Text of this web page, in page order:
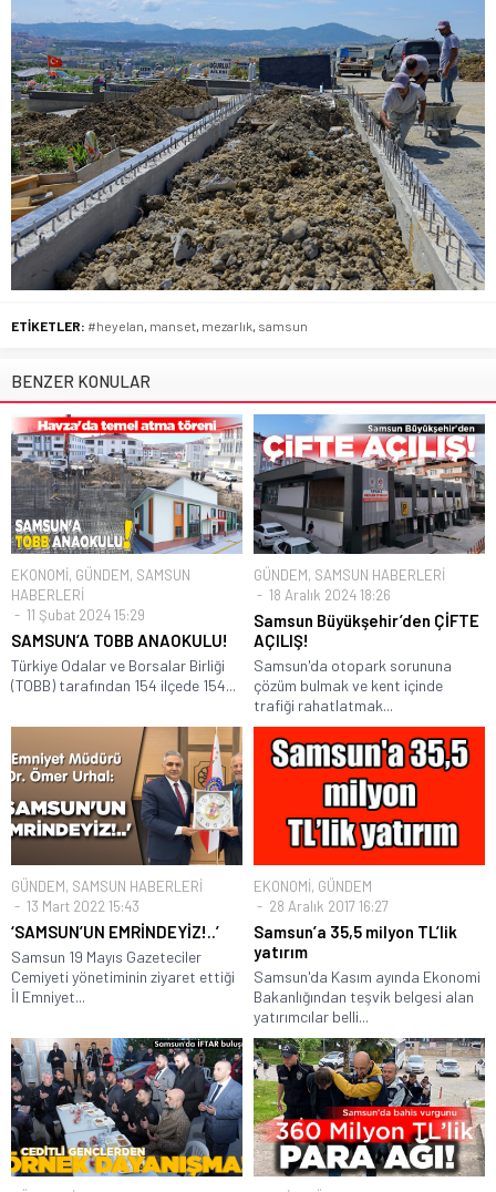
ETİKETLER: #heyelan, manset, mezarlık, samsun
BENZER KONULAR
EKONOMİ, GÜNDEM, SAMSUN
HABERLERİ
11 Şubat 2024 15:29
SAMSUN’A TOBB ANAOKULU!
Türkiye Odalar ve Borsalar Birliği
(TOBB) tarafından 154 ilçede 154...
GÜNDEM, SAMSUN HABERLERİ
18 Aralık 2024 18:26
Samsun Büyükşehir’den ÇİFTE
AÇILIŞ!
Samsun'da otopark sorununa
çözüm bulmak ve kent içinde
trafiği rahatlatmak...
GÜNDEM, SAMSUN HABERLERİ
13 Mart 2022 15:43
‘SAMSUN’UN EMRİNDEYİZ!..’
Samsun 19 Mayıs Gazeteciler
Cemiyeti yönetiminin ziyaret ettiği
İl Emniyet...
EKONOMİ, GÜNDEM
28 Aralık 2017 16:27
Samsun’a 35,5 milyon TL’lik
yatırım
Samsun'da Kasım ayında Ekonomi
Bakanlığından teşvik belgesi alan
yatırımcılar belli...